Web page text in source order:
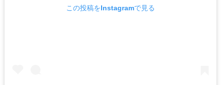
この投稿をInstagramで見る